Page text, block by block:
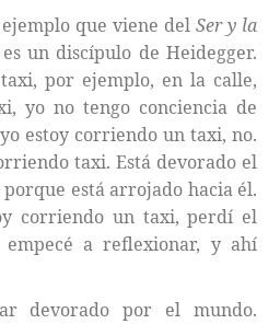
que viene delSer y la
un discípulo de Heidegger.
por ejemplo, en la calle,
yo no tengo conciencia de
estoy corriendo un taxi, no.
taxi. Está devorado el
está arrojado hacia él.
corriendo un taxi, perdí el
a reflexionar, y ahí
devorado por el mundo.